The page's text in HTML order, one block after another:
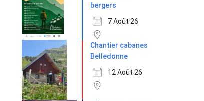
bergers
7 Août 26
Chantier cabanes
Belledonne
12 Août 26